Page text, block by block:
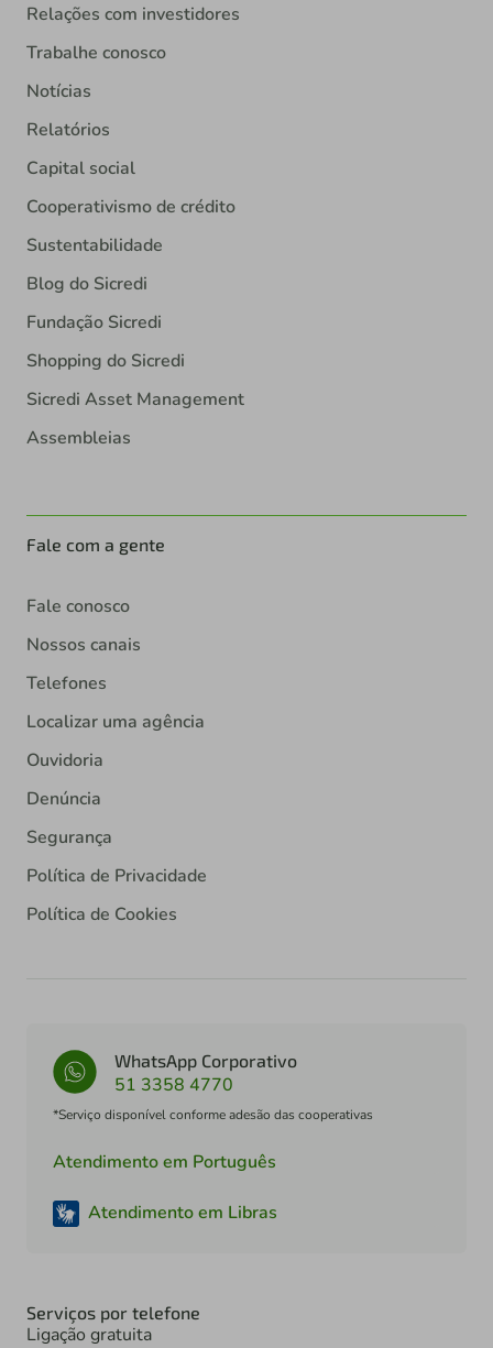
Relações com investidores
Trabalhe conosco
Notícias
Relatórios
Capital social
Cooperativismo de crédito
Sustentabilidade
Blog do Sicredi
Fundação Sicredi
Shopping do Sicredi
Sicredi Asset Management
Assembleias
Fale com a gente
Fale conosco
Nossos canais
Telefones
Localizar uma agência
Ouvidoria
Denúncia
Segurança
Política de Privacidade
Política de Cookies
WhatsApp Corporativo
51 3358 4770
*Serviço disponível conforme adesão das cooperativas
Atendimento em Português
Atendimento em Libras
Serviços por telefone
Ligação gratuita